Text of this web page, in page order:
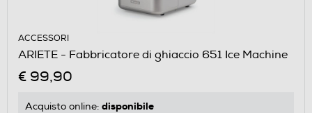
ACCESSORI
ARIETE - Fabbricatore di ghiaccio 651 Ice Machine
€ 99,90
Acquisto online: disponibile